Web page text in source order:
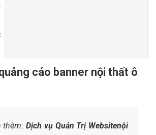
cáo banner nội thất ô
thêm:Dịch vụ Quản Trị Websitenội